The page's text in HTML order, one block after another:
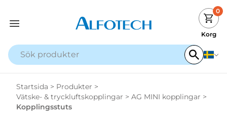
0
Korg
Startsida > Produkter >
Vätske- & tryckluftskopplingar > AG MINI kopplingar >
Kopplingsstuts